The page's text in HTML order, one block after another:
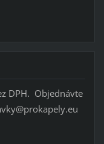
DPH. Objednávte